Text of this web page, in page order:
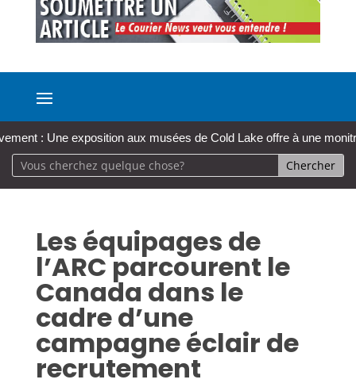
exposition aux musées de Cold Lake offre à une monitrice
Les équipages de
l’ARC parcourent le
Canada dans le
cadre d’une
campagne éclair de
recrutement